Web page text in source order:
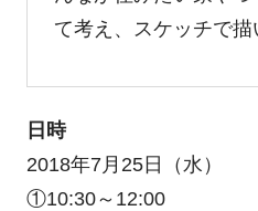
て考え、スケッチで描
日時
2018年7月25日（水）
①10:30～12:00